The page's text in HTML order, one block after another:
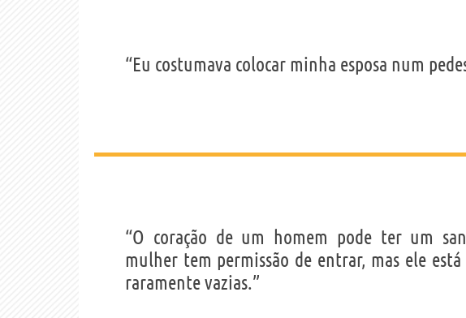
“Eu costumava colocar minha esposa num
“O coração de um homem pode ter um
mulher tem permissão de entrar, mas ele está
raramente vazias.”